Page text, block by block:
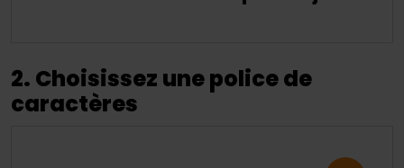
2. Choisissez une police de
caractères